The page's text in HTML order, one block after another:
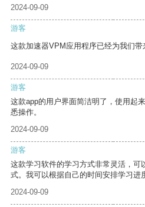
2024-09-09
游客
这款加速器VPM应用程序已经为我们带
2024-09-09
游客
这款app的用户界面简洁明了，使用起
悉操作。
2024-09-09
游客
这款学习软件的学习方式非常灵活，可
式。我可以根据自己的时间安排学习进
2024-09-09